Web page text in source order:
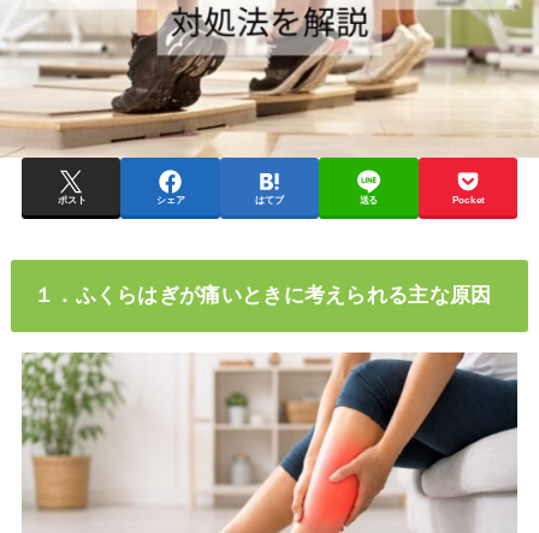
ポスト シェア はてブ 送る Pocket
１．ふくらはぎが痛いときに考えられる主な原因